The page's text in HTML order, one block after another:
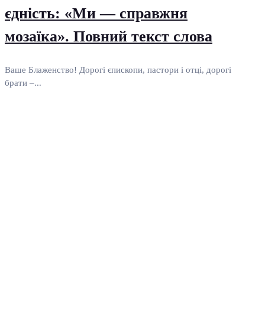
єдність: «Ми — справжня
мозаїка». Повний текст слова
Ваше Блаженство! Дорогі єпископи, пастори і отці, дорогі
брати –...